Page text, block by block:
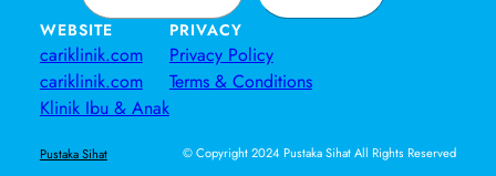
WEBSITE
cariklinik.com
cariklinik.com
Klinik Ibu & Anak
PRIVACY
Privacy Policy
Terms & Conditions
Pustaka Sihat © Copyright 2024 Pustaka Sihat All Rights Reserved